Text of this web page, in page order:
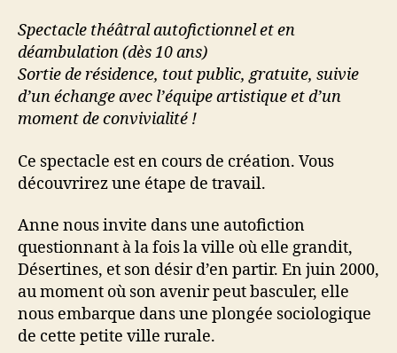
Spectacle théâtral autofictionnel et en
déambulation (dès 10 ans)
Sortie de résidence, tout public, gratuite, suivie
d’un échange avec l’équipe artistique et d’un
moment de convivialité !
Ce spectacle est en cours de création. Vous
découvrirez une étape de travail.
Anne nous invite dans une autofiction
questionnant à la fois la ville où elle grandit,
Désertines, et son désir d’en partir. En juin 2000,
au moment où son avenir peut basculer, elle
nous embarque dans une plongée sociologique
de cette petite ville rurale.